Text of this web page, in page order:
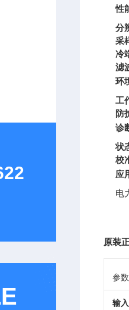
性
分
采
冷
滤
环
工
防
诊
状
校
应
电
原装
参
输